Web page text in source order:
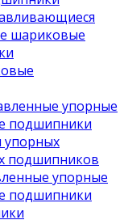
шариковые
упорные
подшипники
подшипников
упорные
подшипники